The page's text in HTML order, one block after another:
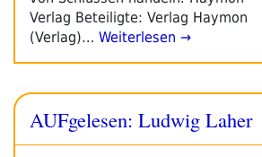
Verlag Beteiligte: Verlag Haymon
(Verlag)… Weiterlesen →
AUFgelesen: Ludwig Laher